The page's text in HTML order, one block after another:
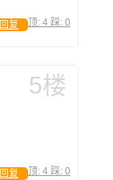
顶: 4 踩: 0
回复
5楼
顶: 4 踩: 0
回复